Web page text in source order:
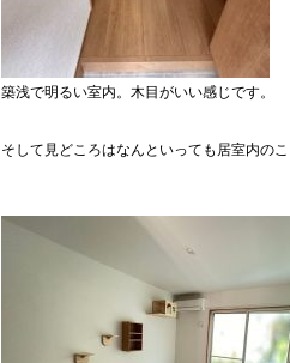
築浅で明るい室内。木目がいい感じです。
そして見どころはなんといっても居室内の